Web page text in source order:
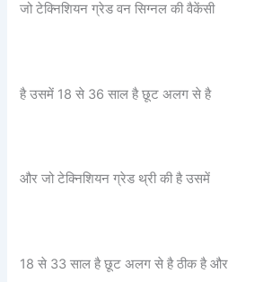
जो टेक्निशियन ग्रेड वन सिग्नल की वैकेंसी
है उसमें 18 से 36 साल है छूट अलग से है
और जो टेक्निशियन ग्रेड थ्री की है उसमें
18 से 33 साल है छूट अलग से है ठीक है और